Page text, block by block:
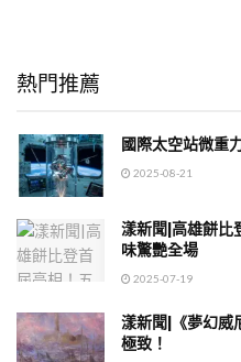
熱門推薦
國際太空站微重
2025-08-21
漾新聞|高雄餅比
味驚艷全場
2025-07-19
漾新聞|《夢幻威
極致！